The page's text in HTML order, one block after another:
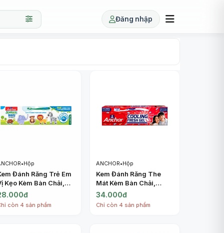
Đăng nhập
•Hộp
Đánh Răng Trẻ Em
Kẹo Kèm Bàn Chải,
Kids
Bubble
Flavor, Toothbrush
còn 4 sản phẩm
ANCHOR•Hộp
Kem Đánh Răng The
Mát Kèm Bàn Chải,
Cooling Fresh Gel
Toothpaste, Toothbrush
Included (150g) -
34.000đ
Chỉ còn 4 sản phẩm